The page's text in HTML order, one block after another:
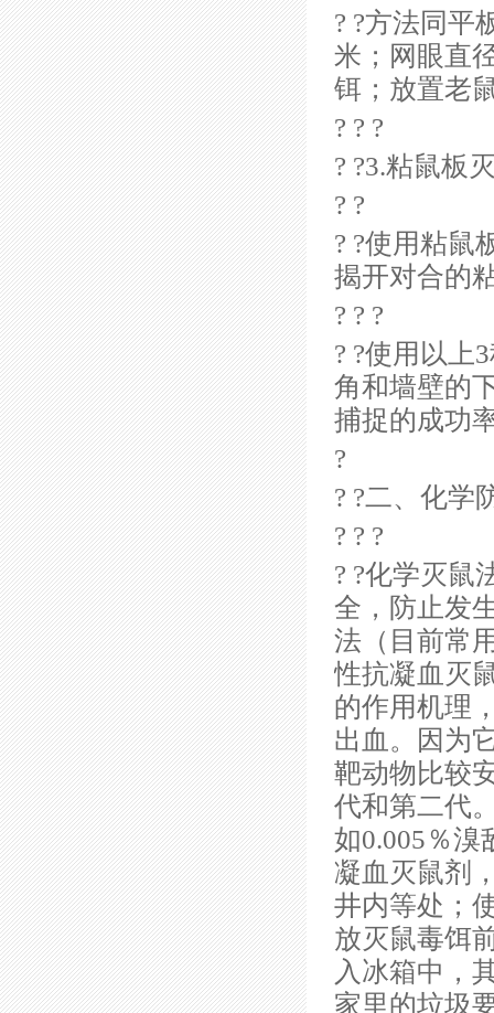
? ?方法同平
米；网眼直
铒；放置老
? ? ?
? ?3.粘鼠板
? ?
? ?使用粘鼠
揭开对合的
? ? ?
? ?使用以上
角和墙壁的
捕捉的成功
?
? ?二、化学
? ? ?
? ?化学灭鼠
全，防止发
法（目前常
性抗凝血灭
的作用机理
出血。因为
靶动物比较
代和第二代
如0.005％溴
凝血灭鼠剂
井内等处；
放灭鼠毒饵
入冰箱中，
家里的垃圾